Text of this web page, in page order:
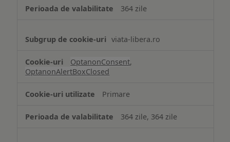
364 zile
viata-libera.ro
OptanonConsent,
OptanonAlertBoxClosed
Primare
364 zile, 364 zile